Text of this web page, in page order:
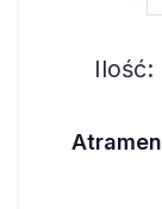
Ilość: